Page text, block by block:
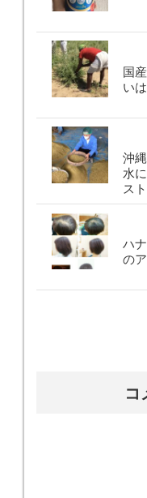
国
い
沖
水
ス
ハ
の
コ